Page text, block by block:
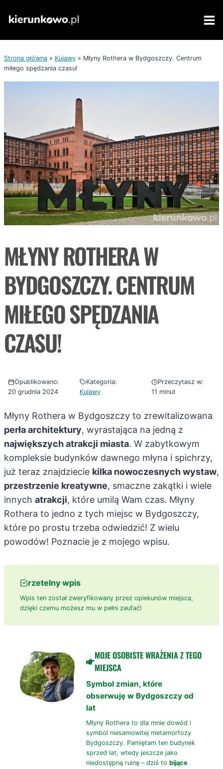
do
Strona główna » Kujawy » Młyny Rothera w Bydgoszczy. Centrum
miłego spędzania czasu!
MŁYNY ROTHERA W
BYDGOSZCZY. CENTRUM
MIŁEGO SPĘDZANIA
CZASU!
Opublikowano:
20 grudnia 2024
Kategoria:
Kujawy
Przeczytasz w:
11 minut
Młyny Rothera w Bydgoszczy to zrewitalizowana
perła architektury, wyrastająca na jedną z
największych atrakcji miasta. W zabytkowym
kompleksie budynków dawnego młyna i spichrzy,
już teraz znajdziecie kilka nowoczesnych wystaw,
przestrzenie kreatywne, smaczne zakątki i wiele
innych atrakcji, które umilą Wam czas. Młyny
Rothera to jedno z tych miejsc w Bydgoszczy,
które po prostu trzeba odwiedzić! Z wielu
powodów! Poznacie je z mojego wpisu.
rzetelny wpis
Wpis ten został zweryfikowany przez opiekunów miejsca,
dzięki czemu możesz mu w pełni zaufać!
MOJE OSOBISTE WRAŻENIA Z TEGO
MIEJSCA
Symbol zmian, które
obserwuję w Bydgoszczy od
lat
Młyny Rothera to dla mnie dowód i
symbol niesamowitej metamorfozy
Bydgoszczy. Pamiętam ten budynek
sprzed lat, wtedy jeszcze jako
niedostępną ruinę – dziś tobijące